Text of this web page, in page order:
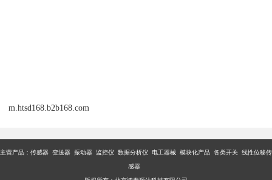
m.htsd168.b2b168.com
主营产品：传感器 变送器 振动器 监控仪 数据分析仪 电工器械 模块化产品 各类开关 线性位移传
感器